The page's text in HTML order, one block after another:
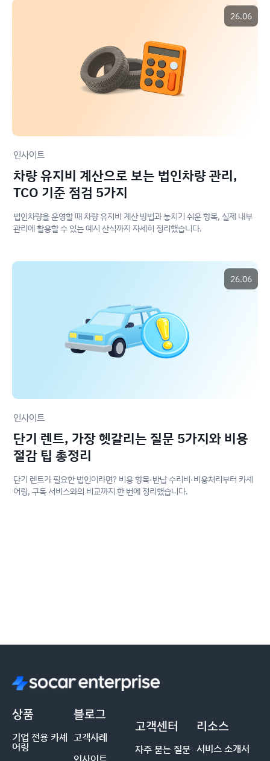
26.06
인사이트
차량 유지비 계산으로 보는 법인차량 관리,
TCO 기준 점검 5가지
법인차량을 운영할 때 차량 유지비 계산 방법과 놓치기 쉬운 항목, 실제 내부
관리에 활용할 수 있는 예시 산식까지 자세히 정리했습니다.
26.06
인사이트
단기 렌트, 가장 헷갈리는 질문 5가지와 비용
절감 팁 총정리
단기 렌트가 필요한 법인이라면? 비용 항목·반납 수리비·비용처리부터 카셰
어링, 구독 서비스와의 비교까지 한 번에 정리했습니다.
상품
기업 전용 카셰
어링
블로그
고객사례
고객센터
자주 묻는 질문
리소스
서비스 소개서